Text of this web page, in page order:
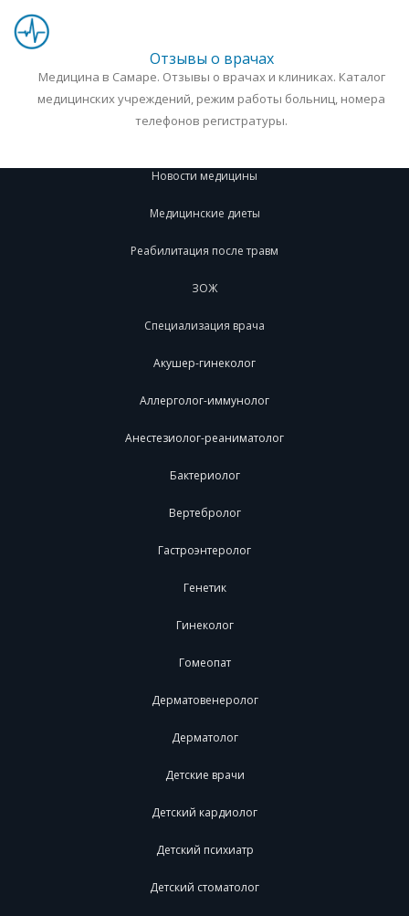
Отзывы о врачах
Медицина в Самаре. Отзывы о врачах и клиниках. Каталог
медицинских учреждений, режим работы больниц, номера
телефонов регистратуры.
Новости медицины
Медицинские диеты
Реабилитация после травм
ЗОЖ
Специализация врача
Акушер-гинеколог
Аллерголог-иммунолог
Анестезиолог-реаниматолог
Бактериолог
Вертебролог
Гастроэнтеролог
Генетик
Гинеколог
Гомеопат
Дерматовенеролог
Дерматолог
Детские врачи
Детский кардиолог
Детский психиатр
Детский стоматолог